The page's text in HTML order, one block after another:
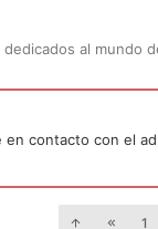
al mundo
contacto con el
1